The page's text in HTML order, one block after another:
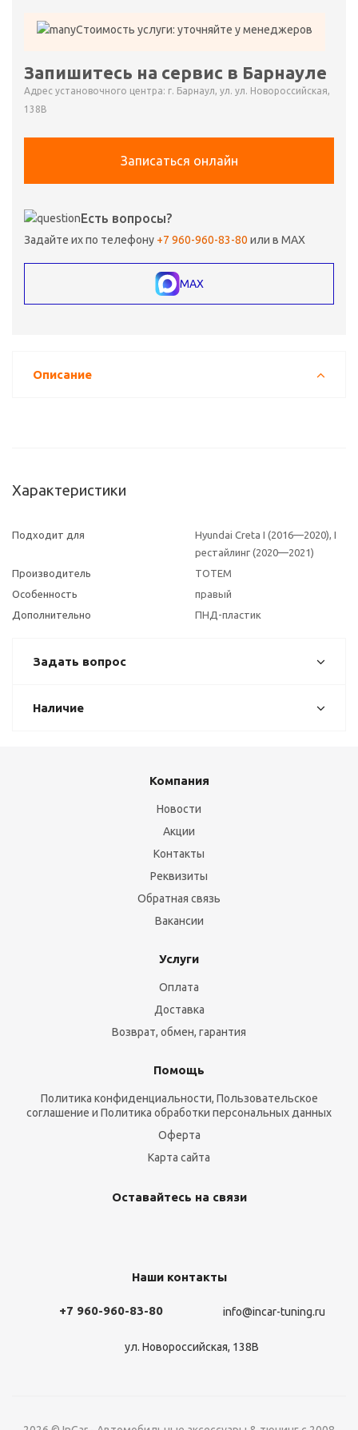
Стоимость услуги: уточняйте у менеджеров
Запишитесь на сервис в Барнауле
Адрес установочного центра: г. Барнаул, ул. ул. Новороссийская,
138В
Записаться онлайн
Есть вопросы?
Задайте их по телефону +7 960-960-83-80 или в MAX
MAX
Описание
Характеристики
Подходит для
Hyundai Creta I (2016—2020), I
рестайлинг (2020—2021)
Производитель
TOTEM
Особенность
правый
Дополнительно
ПНД-пластик
Задать вопрос
Наличие
Компания
Новости
Акции
Контакты
Реквизиты
Обратная связь
Вакансии
Услуги
Оплата
Доставка
Возврат, обмен, гарантия
Помощь
Политика конфиденциальности, Пользовательское
соглашение и Политика обработки персональных данных
Оферта
Карта сайта
Оставайтесь на связи
Наши контакты
+7 960-960-83-80 info@incar-tuning.ru
ул. Новороссийская, 138В